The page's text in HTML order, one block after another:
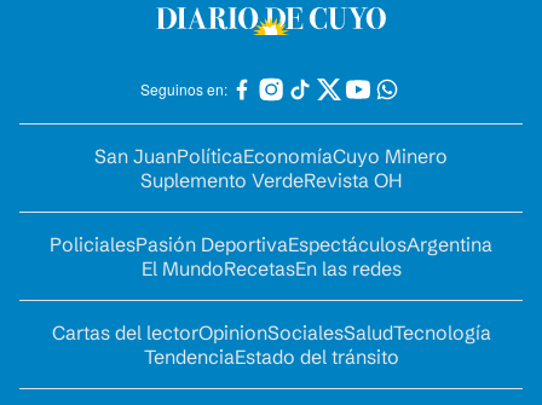
Seguinos en:
San JuanPolíticaEconomíaCuyo Minero
Suplemento VerdeRevista OH
PolicialesPasión DeportivaEspectáculosArgentina
El MundoRecetasEn las redes
Cartas del lectorOpinionSocialesSaludTecnología
TendenciaEstado del tránsito